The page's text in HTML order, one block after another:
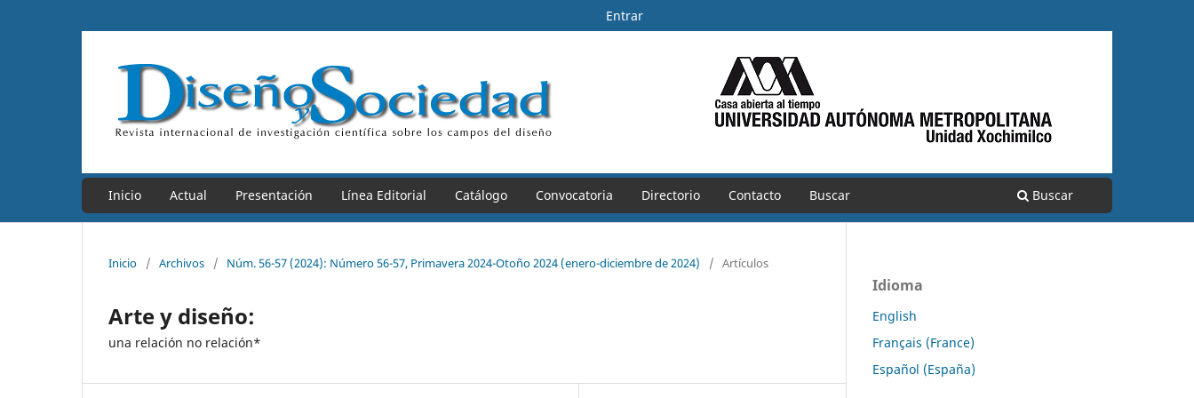
Inicio Actual Presentación Línea Editorial Catálogo Convocatoria Directorio Contacto Buscar Buscar
Entrar
Inicio / Archivos / Núm. 56-57 (2024): Número 56-57, Primavera 2024-Otoño 2024 (enero-diciembre de 2024) / Artículos
Arte y diseño:
una relación no relación*
Idioma
English
Français (France)
Español (España)